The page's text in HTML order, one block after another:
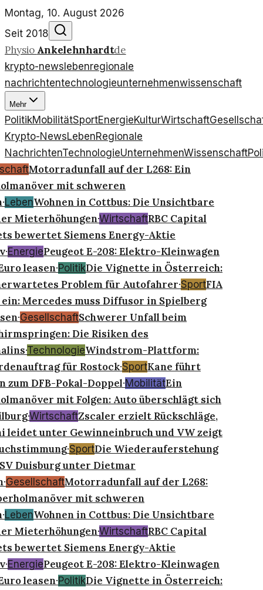
Montag, 10. August 2026
Seit 2018
Physio Ankelehnhardtde
krypto-news lebenregionale
nachrichtentechnologieunternehmenwissenschaft
Mehr
PolitikMobilitätSportEnergieKulturWirtschaft
Krypto-NewsLebenRegionale
NachrichtenTechnologieUnternehmenWissenschaft
Motorradunfall auf der L268: Ein
mit schweren
·LebenWohnen in Cottbus: Die Unsichtbare
Mieterhöhungen·WirtschaftRBC Capital
bewertet Siemens Energy-Aktie
·EnergiePeugeot E-208: Elektro-Kleinwagen
leasen·PolitikDie Vignette in Österreich:
Problem für Autofahrer·SportFIA
Mercedes muss Diffusor in Spielberg
·GesellschaftSchwerer Unfall beim
Die Risiken des
·TechnologieWindstrom-Plattform:
für Rostock·SportKane führt
zum DFB-Pokal-Doppel·MobilitätEin
mit Folgen: Auto überschlägt sich
·WirtschaftZscaler erzielt Rückschläge,
leidet unter Gewinneinbruch und VW zeigt
·SportDie Wiederauferstehung
Duisburg unter Dietmar
·GesellschaftMotorradunfall auf der L268:
mit schweren
·LebenWohnen in Cottbus: Die Unsichtbare
Mieterhöhungen·WirtschaftRBC Capital
bewertet Siemens Energy-Aktie
·EnergiePeugeot E-208: Elektro-Kleinwagen
leasen·PolitikDie Vignette in Österreich: